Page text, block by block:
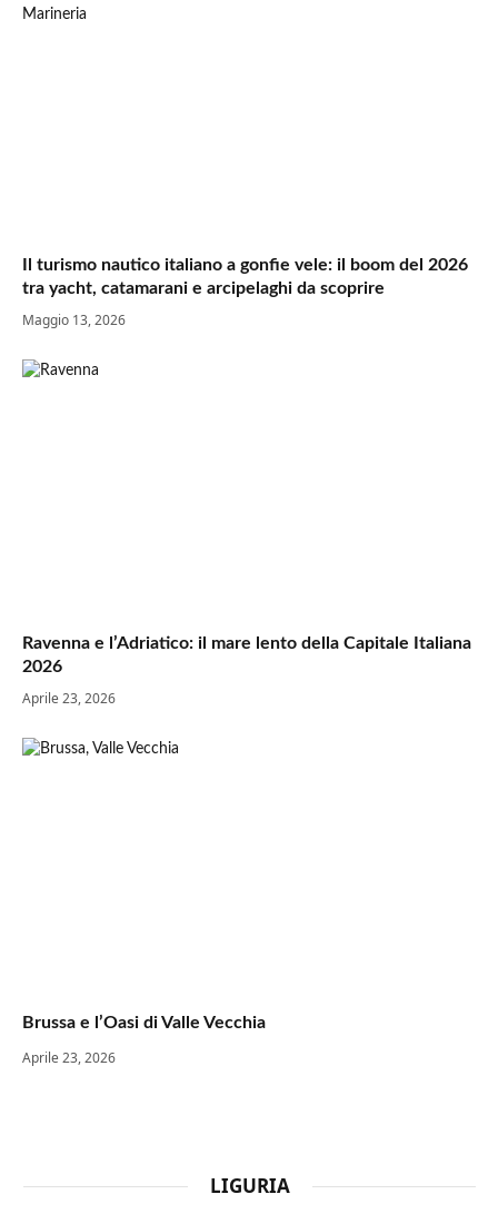
Il turismo nautico italiano a gonfie vele: il boom del 2026
tra yacht, catamarani e arcipelaghi da scoprire
Maggio 13, 2026
Ravenna e l’Adriatico: il mare lento della Capitale Italiana
2026
Aprile 23, 2026
Brussa e l’Oasi di Valle Vecchia
Aprile 23, 2026
LIGURIA